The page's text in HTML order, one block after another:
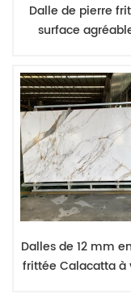
Dalle de pierre
surface
d'un plan de
cuisine assorti
meuble en
Dalles de 12 mm
frittée Calacatta à